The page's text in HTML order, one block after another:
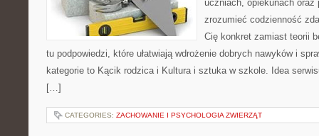
uczniach, opiekunach
zrozumieć codzienność
Cię konkret zamiast teorii
tu podpowiedzi, które ułatwiają wdrożenie dobrych nawyków i
kategorie to Kącik rodzica i Kultura i sztuka w szkole. Idea
[…]
CATEGORIES: ZACHOWANIE I PSYCHOLOGIA ZWIERZĄT